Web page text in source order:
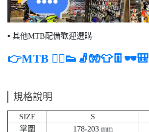
▪ 其他MTB配備歡迎選購
👉MTB 🚵‍♂️👟🧦🧤👕👖🕶️🎒
規格說明
SIZE S
掌圍
178-203 mm